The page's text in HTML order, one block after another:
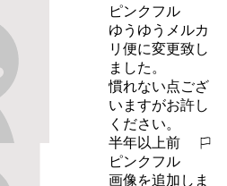
ピンクフル
ゆうゆうメルカ
リ便に変更致し
ました。
慣れない点ござ
いますがお許し
ください。
半年以上前
報告する
ピンクフル
画像を追加しま